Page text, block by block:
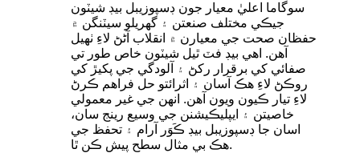
سوگاما اعليٰ معيار جون ڊسپوزيبل بيڊ شيٽون
جيڪي مختلف صنعتن ۽ گهريلو سيٽنگن ۾
حفظان صحت جي معيارن ۾ انقلاب آڻڻ لاءِ ٺهيل
آهن. اهي بيڊ فٽ ٿيل شيٽون خاص طور تي
صفائي کي برقرار رکڻ ۽ آلودگي جي پکيڙ کي
روڪڻ لاءِ هڪ آسان ۽ اثرائتو حل فراهم ڪرڻ
لاءِ تيار ڪيون ويون آهن. انهن جي غير معمولي
خاصيتن ۽ ايپليڪيشنن جي وسيع رينج سان،
اسان جا ڊسپوزيبل بيڊ ڪَوَر آرام ۽ تحفظ جي
هڪ بي مثال سطح پيش ڪن ٿا.